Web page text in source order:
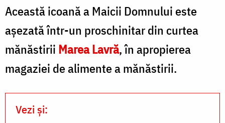
Lavră
/
Foto:
Silviu
Cluci
Această icoană a Maicii Domnului este
aşezată într-un proschinitar din curtea
mănăstirii Marea Lavră, în apropierea
magaziei de alimente a mănăstirii.
Vezi și: